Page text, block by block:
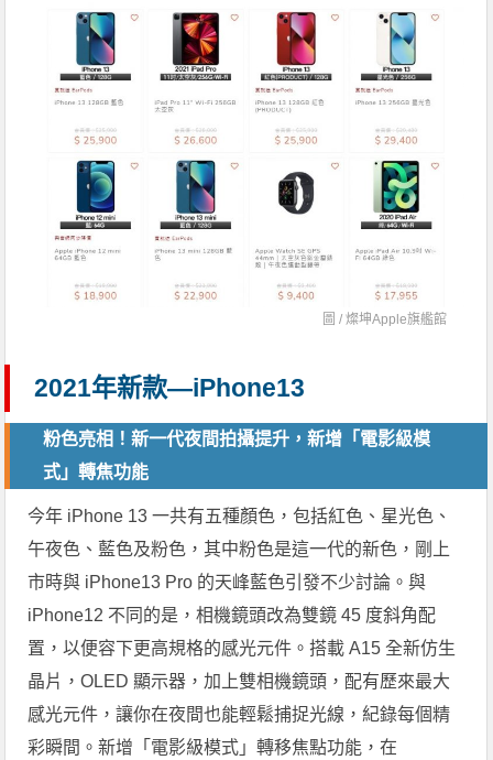
圖 /燦坤Apple旗艦館
2021年新款—iPhone13
粉色亮相！新一代夜間拍攝提升，新增「電影級模
式」轉焦功能
今年 iPhone 13 一共有五種顏色，包括紅色、星光色、
午夜色、藍色及粉色，其中粉色是這一代的新色，剛上
市時與 iPhone13 Pro 的天峰藍色引發不少討論。與
iPhone12 不同的是，相機鏡頭改為雙鏡 45 度斜角配
置，以便容下更高規格的感光元件。搭載 A15 全新仿生
晶片，OLED 顯示器，加上雙相機鏡頭，配有歷來最大
感光元件，讓你在夜間也能輕鬆捕捉光線，紀錄每個精
彩瞬間。新增「電影級模式」轉移焦點功能，在